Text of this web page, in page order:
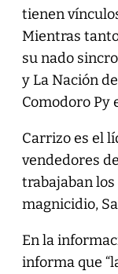
tienen
Mientras
su nado
y La Nación
Comodoro Py
Carrizo es el
vendedores
trabajaban
magnicidio,
En la
informa que